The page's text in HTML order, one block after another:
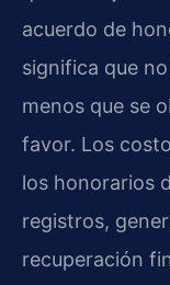
acuerdo de
significa que
menos que se
favor. Los
los honorarios
registros,
recuperación